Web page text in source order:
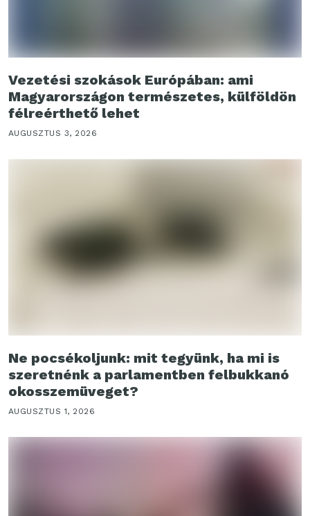
Vezetési szokások Európában: ami
Magyarországon természetes, külföldön
félreérthető lehet
AUGUSZTUS 3, 2026
Ne pocsékoljunk: mit tegyünk, ha mi is
szeretnénk a parlamentben felbukkanó
okosszemüveget?
AUGUSZTUS 1, 2026